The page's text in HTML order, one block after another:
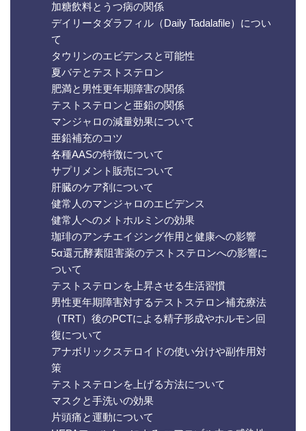
加糖飲料とうつ病の関係
デイリータダラフィル（Daily Tadalafile）につい
て
タウリンのエビデンスと可能性
夏バテとテストステロン
肥満と男性更年期障害の関係
テストステロンと亜鉛の関係
マンジャロの減量効果について
亜鉛補充のコツ
各種AASの特徴について
サプリメント販売について
肝臓のケア剤について
健常人のマンジャロのエビデンス
健常人へのメトホルミンの効果
珈琲のアンチエイジング作用と健康への影響
5α還元酵素阻害薬のテストステロンへの影響に
ついて
テストステロンを上昇させる生活習慣
男性更年期障害対するテストステロン補充療法
（TRT）後のPCTによる精子形成やホルモン回
復について
アナボリックステロイドの使い分けや副作用対
策
テストステロンを上げる方法について
マスクと手洗いの効果
片頭痛と運動について